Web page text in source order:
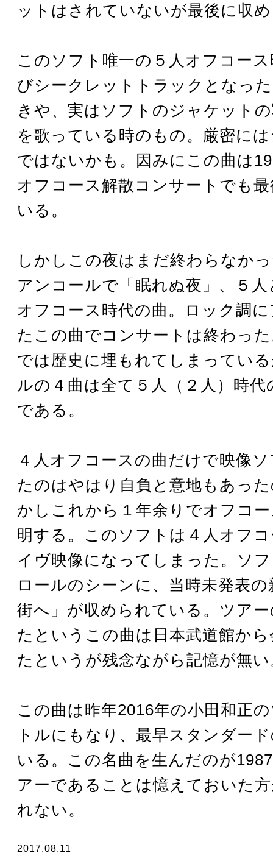
ットはされていないが最後に収
このソフト唯一の５人オフコー
びシークレットトラックとなっ
きや、実はソフトのジャケット
を歌っている時のもの。厳密に
ではないかも。因みにこの曲は
オフコース解散コンサートでも
いる。
しかしこの夜はまだ終わらなか
アンコールで「眠れぬ夜」、５
オフコース時代の曲。ロック調
たこの曲でコンサートは終わっ
では歴史に埋もれてしまってい
ルの４曲は全て５人（２人）時
である。
４人オフコースの曲だけで映像
たのはやはり自負と意地もあっ
かしこれから１年余りでオフコ
明する。このソフトは４人オフ
イヴ映像になってしまった。ソ
ロールのシーンに、当時未発表
街へ」が収められている。ツア
たというこの曲は日本武道館か
たというが残念ながら記憶が無い
この曲は昨年2016年の小田和正
トルにもなり、最早スタンダー
いる。この名曲を生んだのが
アーであることは憶えておいた
れない。
2017.08.11